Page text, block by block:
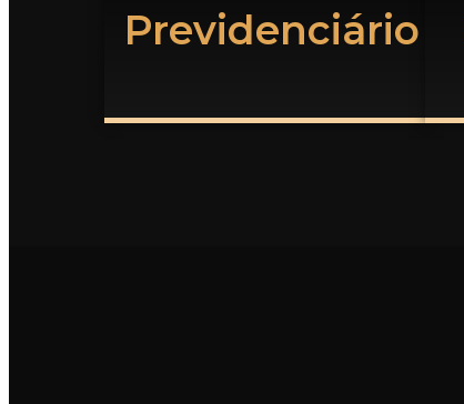
Previdenciário